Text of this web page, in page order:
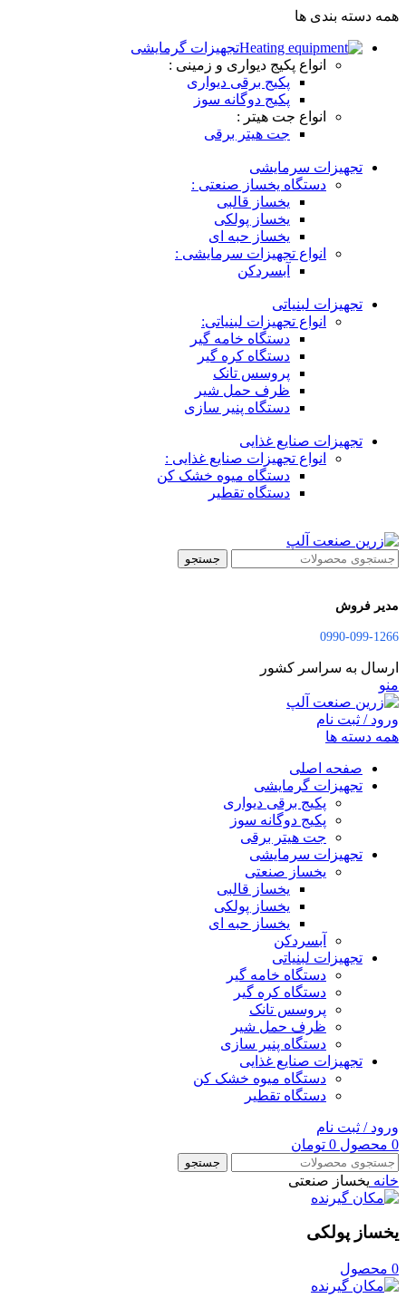
همه دسته بندی ها
تجهیزات گرمایشی
انواع پکیج دیواری و زمینی :
پکیج برقی دیواری
پکیج دوگانه سوز
انواع جت هیتر :
جت هیتر برقی
تجهیزات سرمایشی
دستگاه یخساز صنعتی :
یخساز قالبی
یخساز پولکی
یخساز حبه ای
انواع تجهیزات سرمایشی :
آبسردکن
تجهیزات لبنیاتی
انواع تجهیزات لبنیاتی:
دستگاه خامه گیر
دستگاه کره گیر
پروسس تانک
ظرف حمل شیر
دستگاه پنیر سازی
تجهیزات صنایع غذایی
انواع تجهیزات صنایع غذایی :
دستگاه میوه خشک کن
دستگاه تقطیر
جستجو
مدیر فروش
0990-099-1266
ارسال به سراسر کشور
منو
ورود / ثبت نام
همه دسته ها
صفحه اصلی
تجهیزات گرمایشی
پکیج برقی دیواری
پکیج دوگانه سوز
جت هیتر برقی
تجهیزات سرمایشی
یخساز صنعتی
یخساز قالبی
یخساز پولکی
یخساز حبه ای
آبسردکن
تجهیزات لبنیاتی
دستگاه خامه گیر
دستگاه کره گیر
پروسس تانک
ظرف حمل شیر
دستگاه پنیر سازی
تجهیزات صنایع غذایی
دستگاه میوه خشک کن
دستگاه تقطیر
ورود / ثبت نام
0 محصول 0 تومان
جستجو
خانه یخساز صنعتی
یخساز پولکی
0 محصول